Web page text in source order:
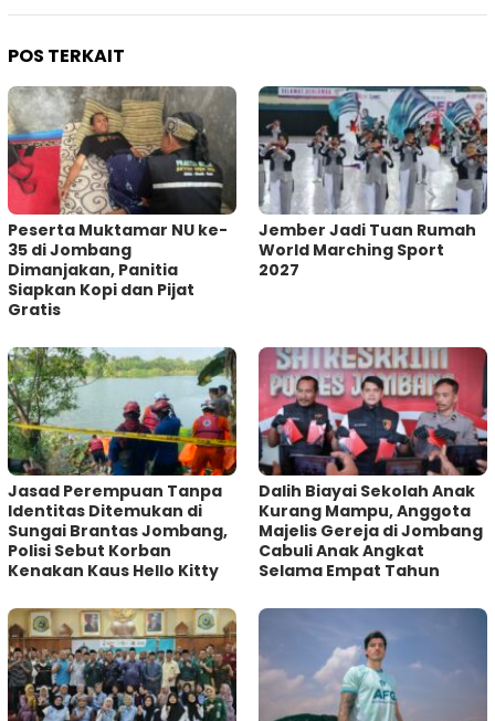
POS TERKAIT
Peserta Muktamar NU ke-
35 di Jombang
Dimanjakan, Panitia
Siapkan Kopi dan Pijat
Gratis
Jember Jadi Tuan Rumah
World Marching Sport
2027
Jasad Perempuan Tanpa
Identitas Ditemukan di
Sungai Brantas Jombang,
Polisi Sebut Korban
Kenakan Kaus Hello Kitty
Dalih Biayai Sekolah Anak
Kurang Mampu, Anggota
Majelis Gereja di Jombang
Cabuli Anak Angkat
Selama Empat Tahun